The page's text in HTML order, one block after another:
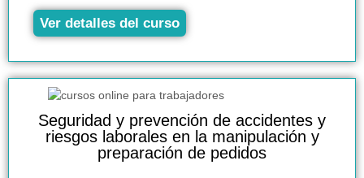
Ver detalles del curso
Seguridad y prevención de accidentes y
riesgos laborales en la manipulación y
preparación de pedidos